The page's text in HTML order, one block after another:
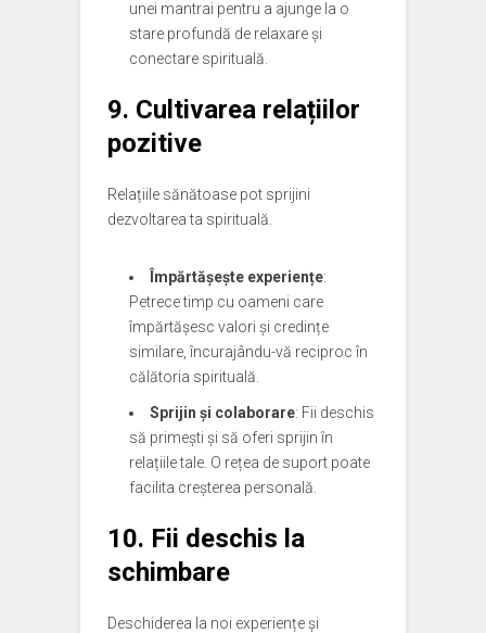
unei mantrai pentru a ajunge la o
stare profundă de relaxare și
conectare spirituală.
9. Cultivarea relațiilor
pozitive
Relațiile sănătoase pot sprijini
dezvoltarea ta spirituală.
Împărtășește experiențe:
Petrece timp cu oameni care
împărtășesc valori și credințe
similare, încurajându-vă reciproc în
călătoria spirituală.
Sprijin și colaborare: Fii deschis
să primești și să oferi sprijin în
relațiile tale. O rețea de suport poate
facilita creșterea personală.
10. Fii deschis la
schimbare
Deschiderea la noi experiențe și